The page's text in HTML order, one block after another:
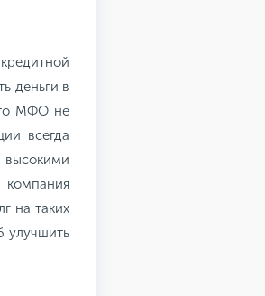
деньги в
МФО не
всегда
на таких
улучшить